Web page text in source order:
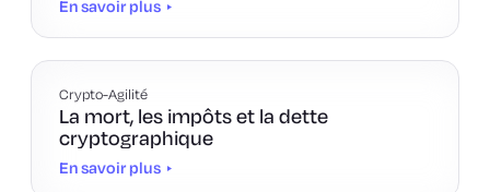
En savoir plus
Crypto-Agilité
La mort, les impôts et la dette
cryptographique
En savoir plus